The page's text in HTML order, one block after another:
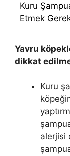
Kuru
Etmek
Yavru
dikkat
Kuru
alerjisi